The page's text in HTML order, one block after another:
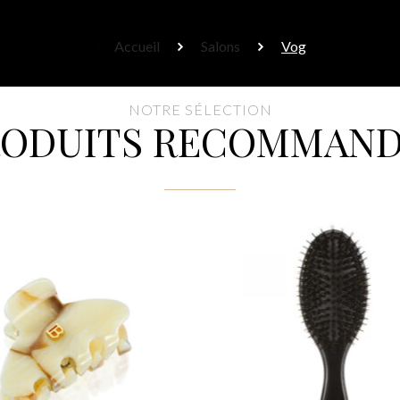
Accueil Salons Vog
NOTRE SÉLECTION